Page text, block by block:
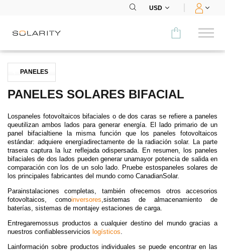
USD
CATEGORÍA
Inversores
Baterías
Accesorios
MENÚ
PANELES
PANELES SOLARES BIFACIAL
Lospaneles fotovoltaicos bifaciales o de dos caras se refiere a paneles
queutilizan ambos lados para generar energía. El lado primario de un
panel bifacialtiene la misma función que los paneles fotovoltaicos
estándar: adquiere energíadirectamente de la radiación solar. La parte
trasera captura la luz reflejada odispersada. En resumen, los paneles
bifaciales de dos lados pueden generar unamayor potencia de salida en
comparación con los de un solo lado. Pruebe estospaneles solares de
los principales fabricantes del mundo como CanadianSolar.
Parainstalaciones completas, también ofrecemos otros accesorios
fotovoltaicos, comoinversores,sistemas de almacenamiento de
baterías, sistemas de montajey estaciones de carga.
Entregaremossus productos a cualquier destino del mundo gracias a
nuestros confiablesservicios logísticos.
Lainformación sobre productos individuales se puede encontrar en las